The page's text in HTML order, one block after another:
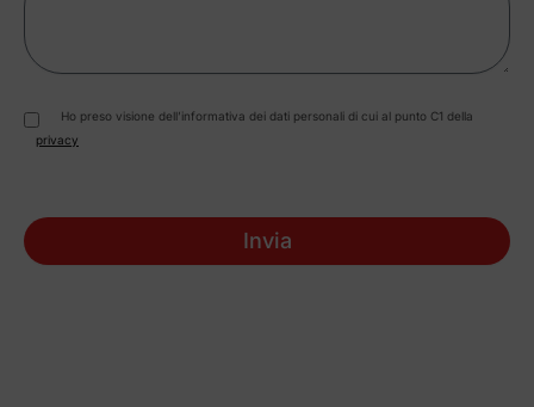
Ho preso visione dell’informativa dei dati personali di cui al punto C1 della
privacy
Invia